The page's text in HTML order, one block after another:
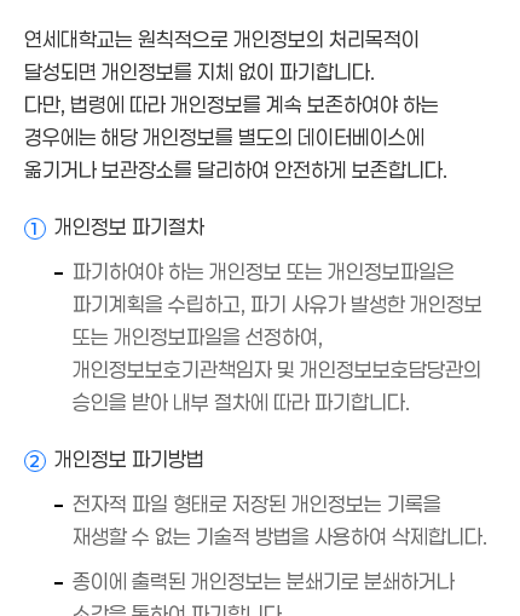
연세대학교는 원칙적으로 개인정보의 처리목적이
달성되면 개인정보를 지체 없이 파기합니다.
다만, 법령에 따라 개인정보를 계속 보존하여야 하는
경우에는 해당 개인정보를 별도의 데이터베이스에
옮기거나 보관장소를 달리하여 안전하게 보존합니다.
1
개인정보 파기절차
파기하여야 하는 개인정보 또는 개인정보파일은
파기계획을 수립하고, 파기 사유가 발생한 개인정보
또는 개인정보파일을 선정하여,
개인정보보호기관책임자 및 개인정보보호담당관의
승인을 받아 내부 절차에 따라 파기합니다.
2
개인정보 파기방법
전자적 파일 형태로 저장된 개인정보는 기록을
재생할 수 없는 기술적 방법을 사용하여 삭제합니다.
종이에 출력된 개인정보는 분쇄기로 분쇄하거나